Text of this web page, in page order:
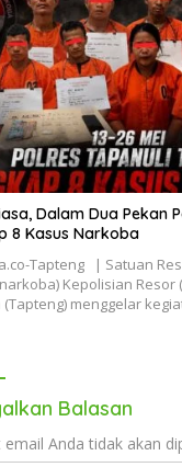
Dalam Dua Pekan
8 Kasus Narkoba
Tapteng | Satuan
Kepolisian Resor
(Tapteng) menggelar
Balasan
Anda tidak akan